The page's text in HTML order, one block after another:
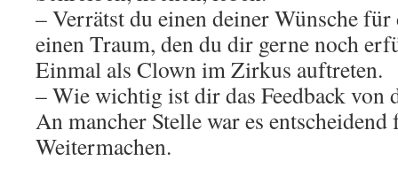
– Verrätst du einen deiner Wünsche
einen Traum, den du dir gerne noch
Einmal als Clown im Zirkus auftreten.
– Wie wichtig ist dir das Feedback von
An mancher Stelle war es
Weitermachen.